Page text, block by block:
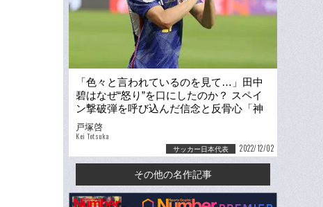
「色々と言われているのを見て…」田中
碧はなぜ“怒り”を口にしたのか？ スペイ
ン撃破弾を呼び込んだ信念と反骨心「神
様がご褒美を」
戸塚啓
Kei Totsuka
サッカー日本代表 2022/12/02
その他の名作記事